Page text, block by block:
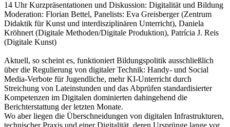
14 Uhr Kurzpräsentationen und Diskussion: Digitalität und Bildung
Moderation: Florian Bettel, Panelists: Eva Greisberger (Zentrum
Didaktik für Kunst und interdisziplinären Unterricht), Daniela
Kröhnert (Digitale Methoden/Digitale Produktion), Patrícia J. Reis
(Digitale Kunst)
Aktuell, so scheint es, funktioniert Bildungspolitik ausschließlich
über die Regulierung von digitaler Technik: Handy- und Social
Media-Verbote für Jugendliche, mehr KI-Unterricht durch
Streichung von Lateinstunden und das Abprüfen standardisierter
Kompetenzen im Digitalen dominierten dahingehend die
Berichterstattung der letzten Monate.
Wo aber liegen die Überschneidungen von digitalen Infrastrukturen,